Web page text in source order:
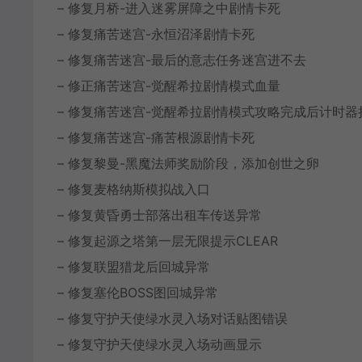
– 修复月桥-进入迷雾屏障之中剧情卡死
– 修复痛苦迷宫-永恒沼泽剧情卡死
– 修复痛苦迷宫-最后的意志任务迷宫进不去
– 修正痛苦迷宫-觉醒希拉剧情模式血量
– 修复痛苦迷宫-觉醒希拉剧情模式攻略完成后计时器
– 修复痛苦迷宫-痛苦根源剧情卡死
– 修复黎曼-黑魔法师奖励阶段，添加创世之卵
– 修复麦格纳斯模拟战入口
– 修复黄昏勇士部落出租车传送异常
– 修复起源之塔第一层无限提示CLEAR
– 修复联盟猎龙后回城异常
– 修复塞伦BOSS图回城异常
– 修复守护天使绿水灵入场对话贴图错误
– 修复守护天使绿水灵入场动画显示